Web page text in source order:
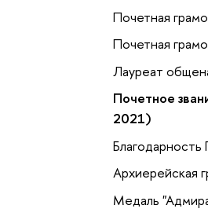
Почетная
Почетная
Лауреат
Почетное
2021)
Благодарность
Архиерейская
Медаль